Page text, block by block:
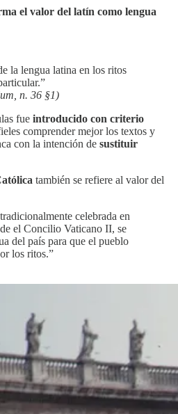
el valor del latín como lengua
la lengua latina en los ritos
n. 36 §1)
fue introducido con criterio
comprender mejor los textos y
con la intención de sustituir
también se refiere al valor del
celebrada en
el Concilio Vaticano II, se
del país para que el pueblo
los ritos.”